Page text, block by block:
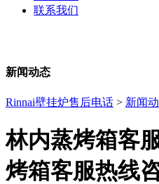
联系我们
新闻动态
Rinnai壁挂炉售后电话 > 新闻
林内蒸烤箱客
烤箱客服热线